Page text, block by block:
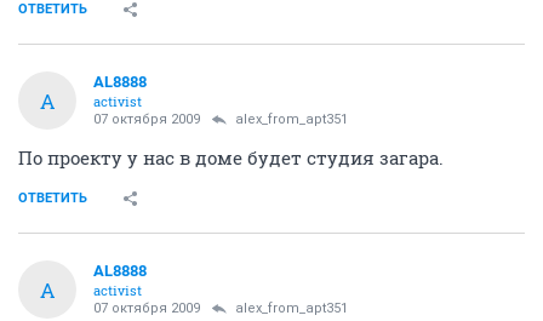
ОТВЕТИТЬ
A
AL8888
activist
07 октября 2009 alex_from_apt351
По проекту у нас в доме будет студия загара.
ОТВЕТИТЬ
A
AL8888
activist
07 октября 2009 alex_from_apt351